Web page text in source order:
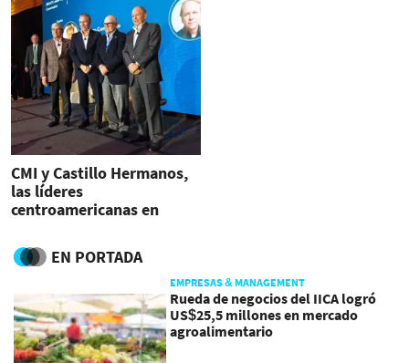
CMI y Castillo Hermanos,
las líderes
centroamericanas en
EN PORTADA
EMPRESAS & MANAGEMENT
Rueda de negocios del IICA logró
US$25,5 millones en mercado
agroalimentario